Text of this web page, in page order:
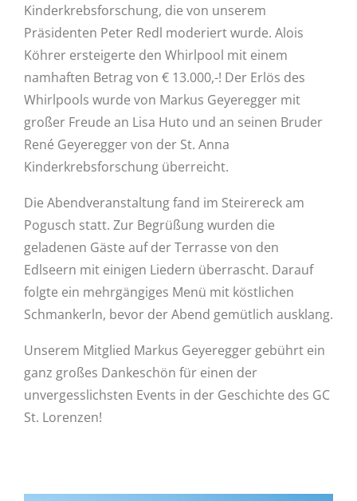
Kinderkrebsforschung, die von unserem
Präsidenten Peter Redl moderiert wurde. Alois
Köhrer ersteigerte den Whirlpool mit einem
namhaften Betrag von € 13.000,-! Der Erlös des
Whirlpools wurde von Markus Geyeregger mit
großer Freude an Lisa Huto und an seinen Bruder
René Geyeregger von der St. Anna
Kinderkrebsforschung überreicht.
Die Abendveranstaltung fand im Steirereck am
Pogusch statt. Zur Begrüßung wurden die
geladenen Gäste auf der Terrasse von den
Edlseern mit einigen Liedern überrascht. Darauf
folgte ein mehrgängiges Menü mit köstlichen
Schmankerln, bevor der Abend gemütlich ausklang.
Unserem Mitglied Markus Geyeregger gebührt ein
ganz großes Dankeschön für einen der
unvergesslichsten Events in der Geschichte des GC
St. Lorenzen!